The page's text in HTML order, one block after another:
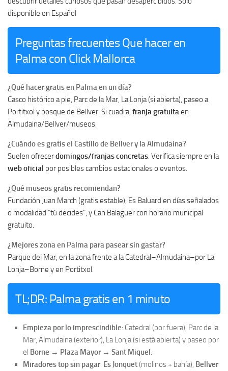
disponible en Español
Preguntas frecuentes Que hacer en
Palma con Click Mallorca
¿Qué hacer gratis en Palma en un día?
Casco histórico a pie, Parc de la Mar, La Lonja (si abierta), paseo a
Portitxol y bosque de Bellver. Si cuadra, franja gratuita en
Almudaina/Bellver/museos.
¿Cuándo es gratis el Castillo de Bellver y la Almudaina?
Suelen ofrecerdomingos/franjas concretas . Verifica siempre en la
web oficial por posibles cambios estacionales o eventos.
¿Qué museos gratis recomiendan?
Fundación Juan March (gratis estable), Es Baluard en días señalados
o modalidad “tú decides”, y Can Balaguer con horario municipal
gratuito.
¿Mejores zona en Palma para pasear sin gastar?
Parque del Mar, en la zona frente a la Catedral–Almudaina–por La
Lonja–Borne y en Portitxol.
TL;DR: Palma gratis en 1 minuto
Empieza por lo imprescindible: Catedral (por fuera), Parc de la
Mar, Almudaina (exterior), La Lonja (si está abierta) y paseo por
el Borne → Plaza Mayor → Sant Miquel
Miradores top sin pagar: Es Jonquet(molinos + bahía), Bellver